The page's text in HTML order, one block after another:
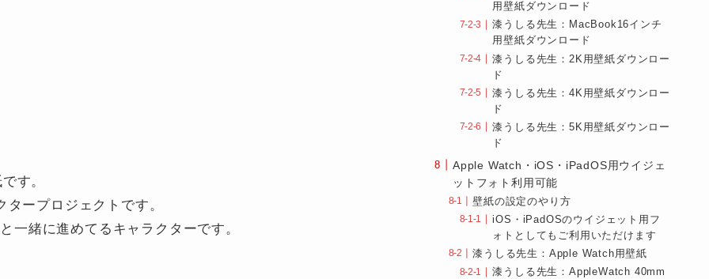
す。
ープロジェクトです。
一緒に進めてるキャラクターです。
用壁紙ダウンロード
漆うしる先生：MacBook16インチ
用壁紙ダウンロード
漆うしる先生：2K用壁紙ダウンロー
ド
漆うしる先生：4K用壁紙ダウンロー
ド
漆うしる先生：5K用壁紙ダウンロー
ド
Apple Watch・iOS・iPadOS用ウイジェ
ットフォト利用可能
壁紙の設定のやり方
iOS・iPadOSのウイジェット用フ
ォトとしてもご利用いただけます
漆うしる先生：Apple Watch用壁紙
漆うしる先生：AppleWatch 40mm